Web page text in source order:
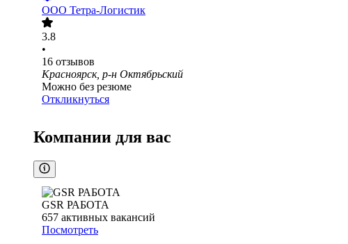
ООО Тетра-Логистик
3.8
•
16 отзывов
Красноярск, р-н Октябрьский
Можно без резюме
Откликнуться
Компании для вас
GSR РАБОТА
657 активных вакансий
Посмотреть